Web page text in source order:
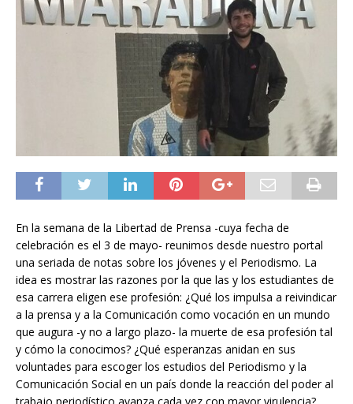
En la semana de la Libertad de Prensa -cuya fecha de
celebración es el 3 de mayo- reunimos desde nuestro portal
una seriada de notas sobre los jóvenes y el Periodismo. La
idea es mostrar las razones por la que las y los estudiantes de
esa carrera eligen ese profesión: ¿Qué los impulsa a reivindicar
a la prensa y a la Comunicación como vocación en un mundo
que augura -y no a largo plazo- la muerte de esa profesión tal
y cómo la conocimos? ¿Qué esperanzas anidan en sus
voluntades para escoger los estudios del Periodismo y la
Comunicación Social en un país donde la reacción del poder al